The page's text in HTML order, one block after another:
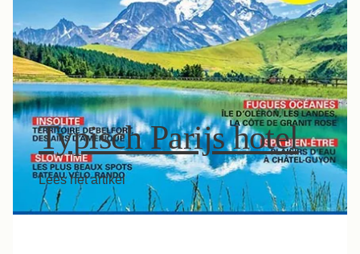
Typisch Parijs hotel
Lees het artikel